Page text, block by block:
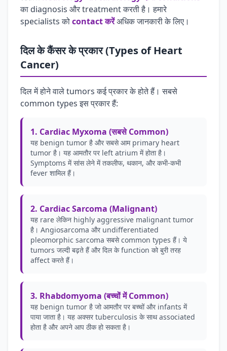
का diagnosis और treatment करती है। हमारे
specialists कोcontact करेंअधिक जानकारी के लिए।
दिल के कैंसर के प्रकार (Types of Heart
Cancer)
दिल में होने वाले tumors कई प्रकार के होते हैं। सबसे
common types इस प्रकार हैं:
1. Cardiac Myxoma (सबसे Common)
यह benign tumor है और सबसे आम primary heart
tumor है। यह आमतौर पर left atrium में होता है।
Symptoms में सांस लेने में तकलीफ, थकान, और कभी-कभी
fever शामिल हैं।
2. Cardiac Sarcoma (Malignant)
यह rare लेकिन highly aggressive malignant tumor
है। Angiosarcoma और undifferentiated
pleomorphic sarcoma सबसे common types हैं। ये
tumors जल्दी बढ़ते हैं और दिल के function को बुरी तरह
affect करते हैं।
3. Rhabdomyoma (बच्चों में Common)
यह benign tumor है जो आमतौर पर बच्चों और infants में
पाया जाता है। यह अक्सर tuberculosis के साथ associated
होता है और अपने आप ठीक हो सकता है।